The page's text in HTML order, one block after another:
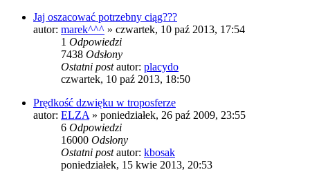
Jaj oszacować potrzebny ciąg???
autor: marek^^^ » czwartek, 10 paź 2013, 17:54
1 Odpowiedzi
7438 Odsłony
Ostatni postautor: placydo
czwartek, 10 paź 2013, 18:50
Prędkość dzwięku w troposferze
autor: ELZA » poniedziałek, 26 paź 2009, 23:55
6 Odpowiedzi
16000 Odsłony
Ostatni postautor: kbosak
poniedziałek, 15 kwie 2013, 20:53